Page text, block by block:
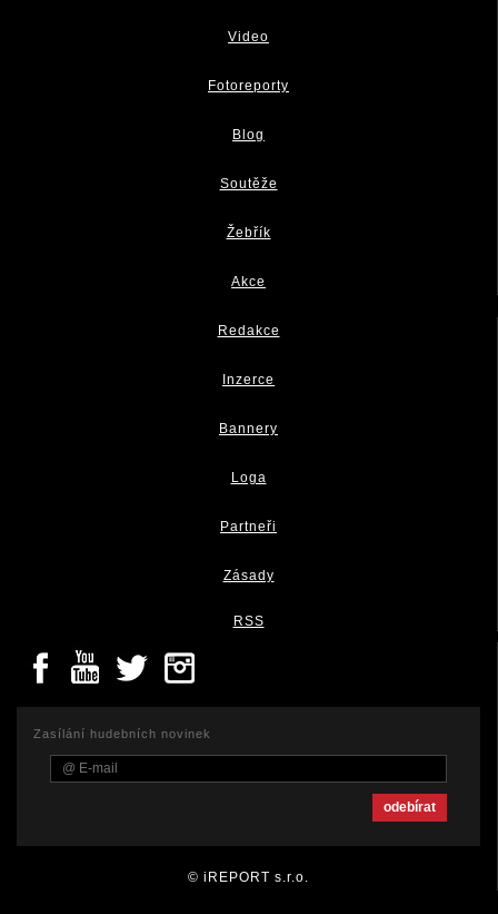
Video
Fotoreporty
Blog
Soutěže
Žebřík
Akce
Redakce
Inzerce
Bannery
Loga
Partneři
Zásady
RSS
Zasílání hudebních novinek
© iREPORT s.r.o.